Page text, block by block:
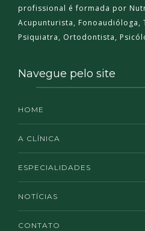
profissional é formada por
Acupunturista, Fonoaudióloga,
Psiquiatra, Ortodontista,
Navegue pelo site
HOME
A CLÍNICA
ESPECIALIDADES
NOTÍCIAS
CONTATO